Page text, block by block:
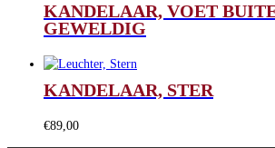
KANDELAAR, VOET
GEWELDIG
KANDELAAR, STER
€89,00